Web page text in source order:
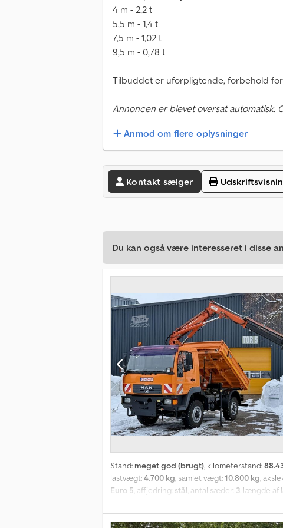
4 m - 2,2 t
5,5 m - 1,4 t
7,5 m - 1,02 t
9,5 m - 0,78 t
Tilbuddet er uforpligtende, forbehold
Annoncen er blevet oversat automatisk.
Anmod om flere oplysninger
Kontakt sælger
Du kan også være interesseret i disse
Stand: meget god (brugt), kilometerstand:
lastvægt:4.700 kg, samlet vægt:10.800 kg,
Euro 5, affjedring: stål, antal sæder: 3, længde af
elektronisk stabilitetsprogram (ESP), fuld
køretøj fra 1. ejer Kategori – Autokran Kategori 2